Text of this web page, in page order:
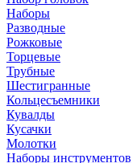
Наборы
Разводные
Рожковые
Торцевые
Трубные
Шестигранные
Кольцесъемники
Кувалды
Кусачки
Молотки
Наборы инструментов